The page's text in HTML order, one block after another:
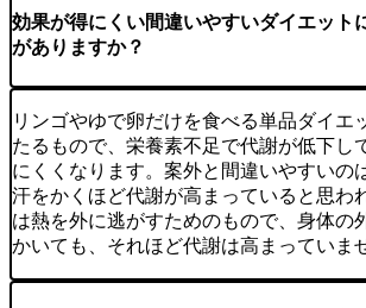
効果が得にくい間違いやすいダイエット
がありますか？
リンゴやゆで卵だけを食べる単品ダイエ
たるもので、栄養素不足で代謝が低下し
にくくなります。案外と間違いやすいの
汗をかくほど代謝が高まっていると思わ
は熱を外に逃がすためのもので、身体の
かいても、それほど代謝は高まっていま